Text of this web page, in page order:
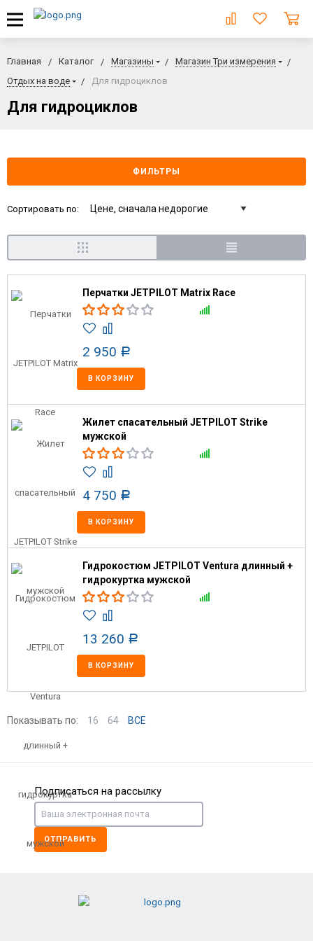
Главная Каталог Магазины
Магазин Три измерения
Отдых на воде
Для гидроциклов
Для гидроциклов
ФИЛЬТРЫ
Сортировать по:
Перчатки JETPILOT Matrix Race
2 950 Р
В КОРЗИНУ
Жилет спасательный JETPILOT Strike
мужской
4 750 Р
В КОРЗИНУ
Гидрокостюм JETPILOT Ventura длинный +
гидрокуртка мужской
13 260 Р
В КОРЗИНУ
Показывать по: 16 64 ВСЕ
Подписаться на рассылку
ОТПРАВИТЬ